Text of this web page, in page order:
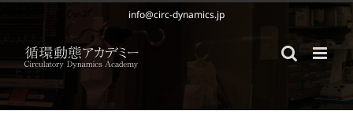
Skip
info@circ-dynamics.jp